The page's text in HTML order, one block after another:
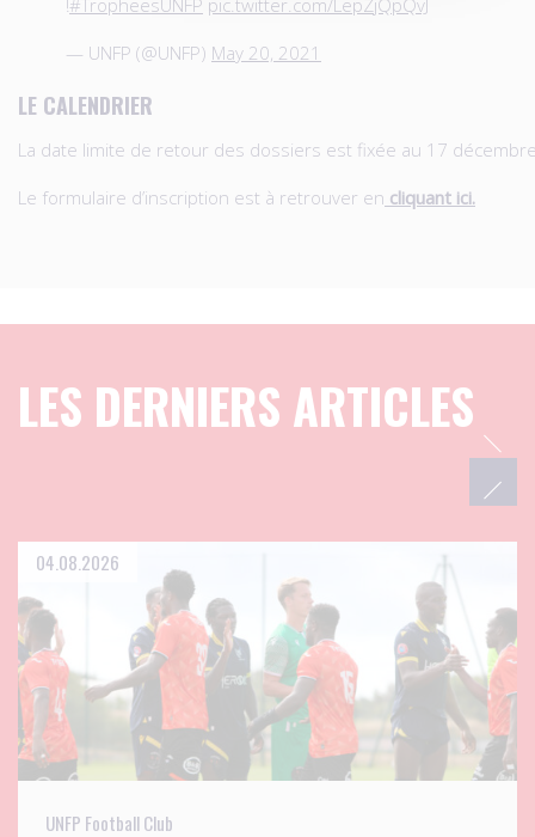
!#TropheesUNFP pic.twitter.com/LepZjQpQvJ
— UNFP (@UNFP) May 20, 2021
LE CALENDRIER
La date limite de retour des dossiers est fixée au 17
Le formulaire d’inscription est à retrouver en cliquant ici.
LES DERNIERS ARTICLES
04.08.2026
UNFP Football Club